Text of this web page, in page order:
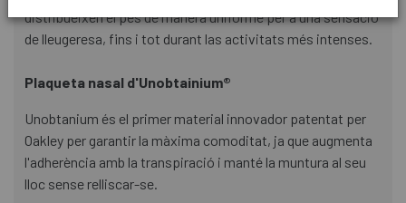
distribueixen el pes de manera uniforme per a una sensació
de lleugeresa, fins i tot durant las activitats més intenses.
Plaqueta nasal d'Unobtainium®
Unobtanium és el primer material innovador patentat per
Oakley per garantir la màxima comoditat, ja que augmenta
l'adherència amb la transpiració i manté la muntura al seu
lloc sense relliscar-se.